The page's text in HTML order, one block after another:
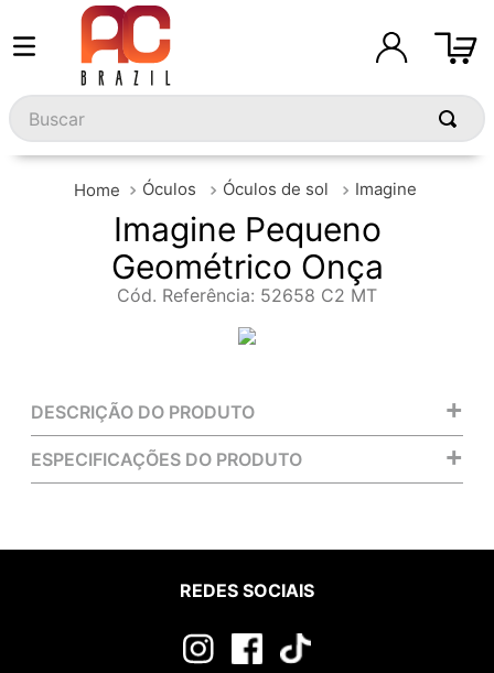
Buscar
Óculos Óculos de sol Imagine
Imagine Pequeno
Geométrico Onça
Cód. Referência: 52658 C2 MT
DESCRIÇÃO DO PRODUTO +
ESPECIFICAÇÕES DO PRODUTO +
REDES SOCIAIS